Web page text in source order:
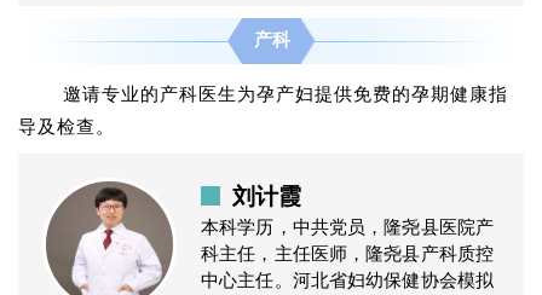
产科
邀请专业的产科医生为孕产妇提供免费的孕期健康指
导及检查。
刘计霞
本科学历，中共党员，隆尧县医院产
科主任，主任医师，隆尧县产科质控
中心主任。河北省妇幼保健协会模拟